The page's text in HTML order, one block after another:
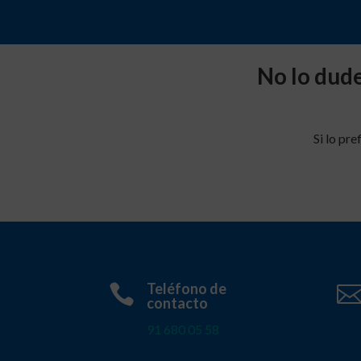
No lo
Si lo

Teléfono de
contacto
91 680 05 58